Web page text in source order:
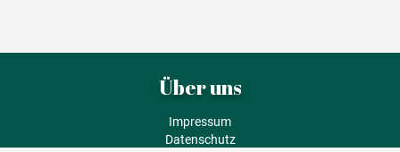
Über uns
Impressum
Datenschutz